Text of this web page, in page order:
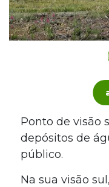
Ponto de visão
depósitos de
público.
Na sua visão